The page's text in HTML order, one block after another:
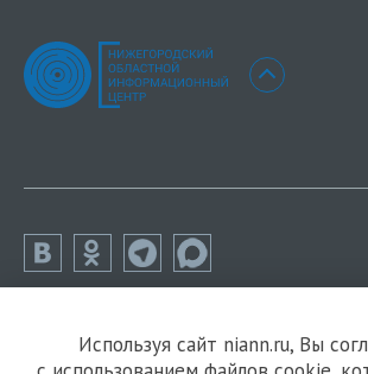
Используя сайт niann.ru, Вы